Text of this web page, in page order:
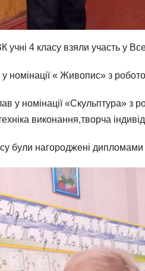
учні 4 класу взяли участь у
номінації « Живопис» з
у номінації «Скульптура» з
виконання,творча
були нагороджені